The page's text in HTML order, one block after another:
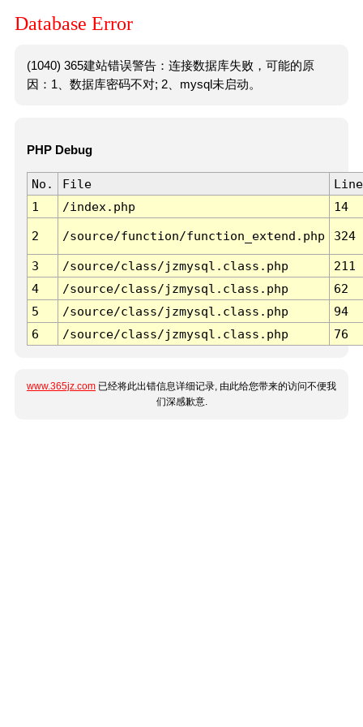
Database Error
(1040) 365建站错误警告：连接数据库失败，可能的原
因：1、数据库密码不对; 2、mysql未启动。
PHP Debug
No. File
Line
1
/index.php 14
2 /source/function/function_extend.php 324
3 /source/class/jzmysql.class.php
211
4
/source/class/jzmysql.class.php
62
5
/source/class/jzmysql.class.php
94
6
/source/class/jzmysql.class.php 76
www.365jz.com 已经将此出错信息详细记录, 由此给您带来的访问不便我
们深感歉意.